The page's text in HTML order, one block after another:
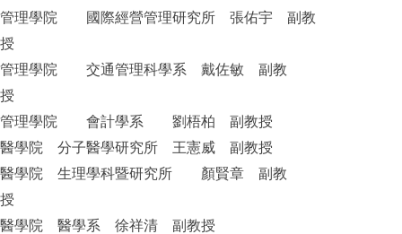
管理學院 國際經營管理研究所 張佑宇 副教
授
管理學院 交通管理科學系 戴佐敏 副教
授
管理學院 會計學系 劉梧柏 副教授
醫學院 分子醫學研究所 王憲威 副教授
醫學院 生理學科暨研究所 顏賢章 副教
授
醫學院 醫學系 徐祥清 副教授